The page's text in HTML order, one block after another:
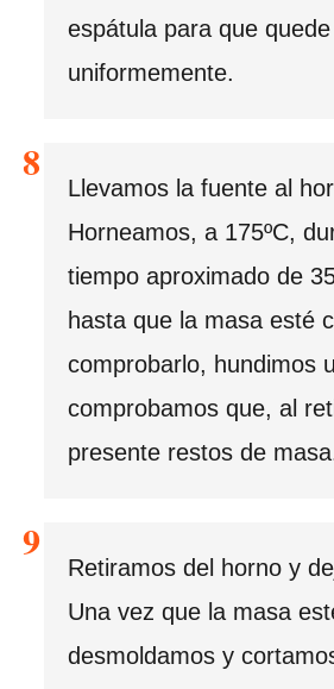
espátula para que
uniformemente.
Llevamos la fuente al
Horneamos, a 175ºC,
tiempo aproximado de
hasta que la masa esté
comprobarlo, hundimos
comprobamos que, al
presente restos de
Retiramos del horno y
Una vez que la masa
desmoldamos y